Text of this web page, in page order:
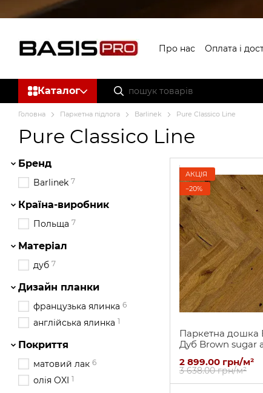
Перейти до основного контенту
Про нас Оплата і
Каталог
Головна Паркетна підлога Barlinek Pure Classico Line
Pure Classico Line
АКЦІЯ
−20%
Паркетна дошка
Дуб Brown sugar
3 638.00 грн/м²
2 899.00 грн/м²
Бренд
Barlinek 7
Країна-виробник
Польща 7
Матеріал
дуб 7
Дизайн планки
французька ялинка 6
англійська ялинка 1
Покриття
матовий лак 6
олія OXI 1